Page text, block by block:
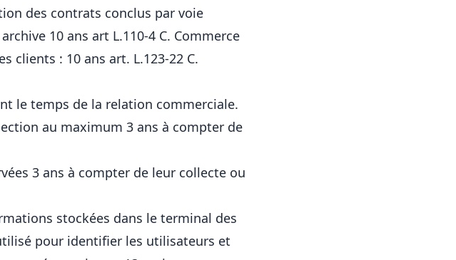
des contrats conclus par voie
10 ans art L.110-4 C. Commerce
clients : 10 ans art. L.123-22 C.
le temps de la relation commerciale.
au maximum 3 ans à compter de
3 ans à compter de leur collecte ou
stockées dans le terminal des
pour identifier les utilisateurs et